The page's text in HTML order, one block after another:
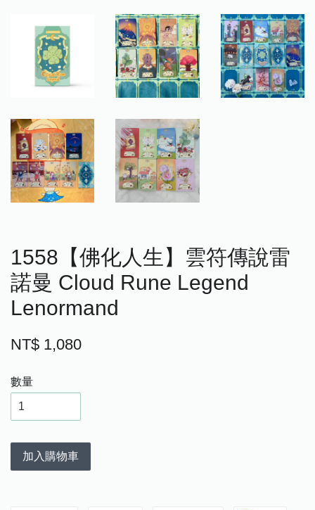
1558【佛化人生】雲符傳說雷
諾曼 Cloud Rune Legend
Lenormand
NT$ 1,080
數量
加入購物車